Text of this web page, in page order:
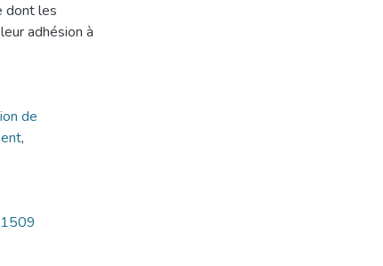
dont les
adhésion à
de
,